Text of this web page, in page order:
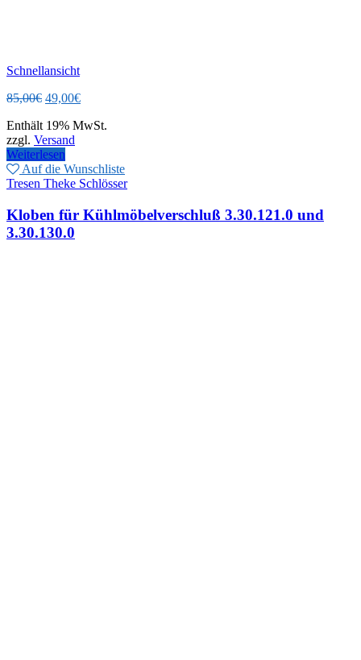
Schnellansicht
85,00€ Ursprünglicher
war:
85,00€
49,00€Aktueller
ist:
Enthält 19% MwSt.
zzgl. Versand
Weiterlesen
Auf die Wunschliste
Tresen Theke Schlösser
Kloben für Kühlmöbelverschluß 3.30.121.0 und
3.30.130.0